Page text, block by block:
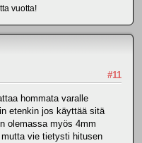
vuotta!
#11
hommata varalle
etenkin jos käyttää sitä
olemassa myös 4mm
vie tietysti hitusen